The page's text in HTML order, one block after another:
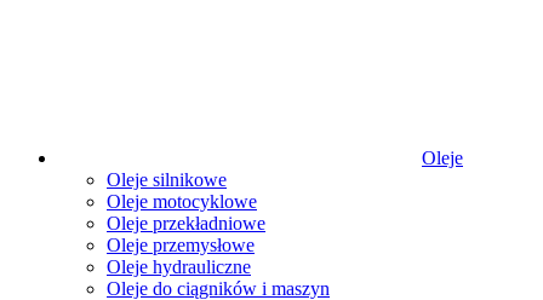
Oleje
Oleje silnikowe
Oleje motocyklowe
Oleje przekładniowe
Oleje przemysłowe
Oleje hydrauliczne
Oleje do ciągników i maszyn